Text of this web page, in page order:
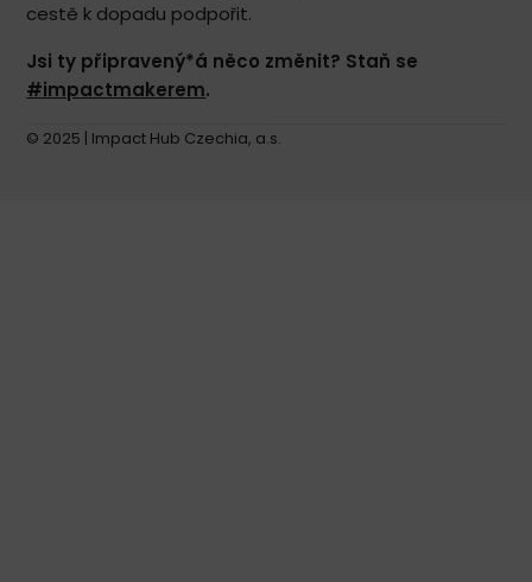
cestě k dopadu podpořit.
Jsi ty připravený*á něco změnit? Staň se
#impactmakerem.
© 2025 | Impact Hub Czechia, a.s.